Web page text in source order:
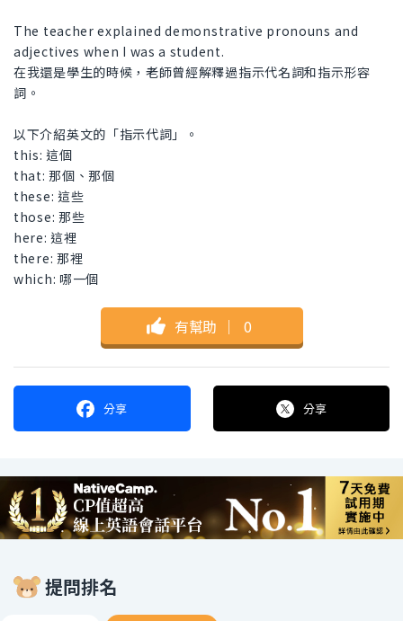
The teacher explained demonstrative pronouns and
adjectives when I was a student.
在我還是學生的時候，老師曾經解釋過指示代名詞和指示形容
詞。
以下介紹英文的「指示代詞」。
this: 這個
that: 那個、那個
these: 這些
those: 那些
here: 這裡
there: 那裡
which: 哪一個
有幫助 ｜ 0
分享 分享
提問排名